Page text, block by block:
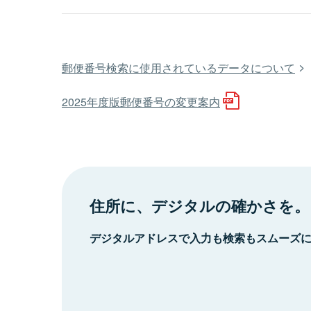
郵便番号検索に使用されているデータについて
2025年度版郵便番号の変更案内
住所に、デジタルの確かさを。
デジタルアドレスで入力も検索もスムーズ